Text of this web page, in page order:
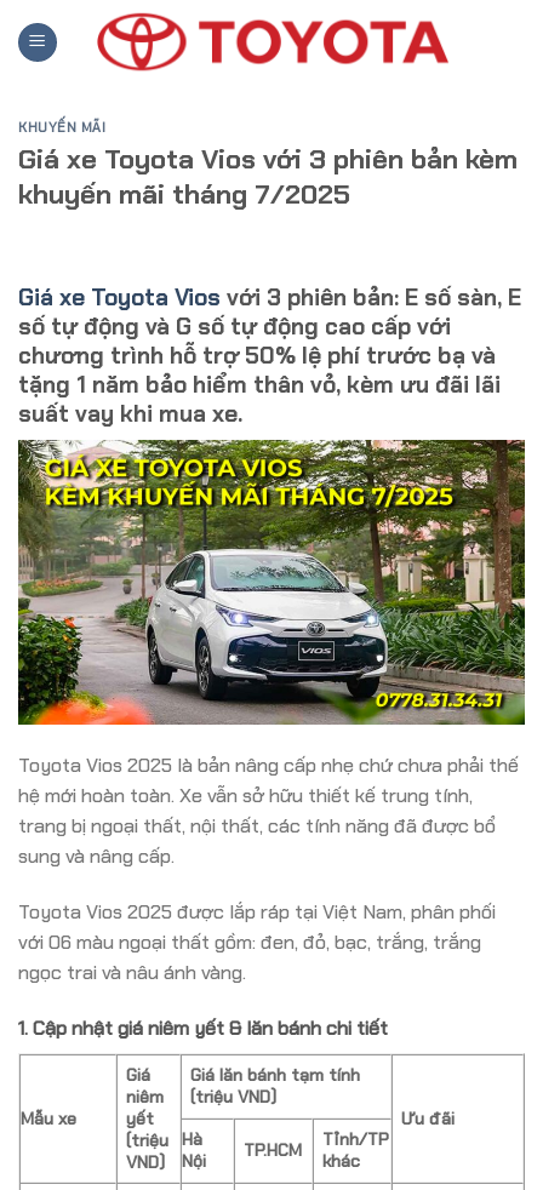
KHUYẾN MÃI
Giá xe Toyota Vios với 3 phiên bản kèm
khuyến mãi tháng 7/2025
Giá xe Toyota Vios với 3 phiên bản: E số sàn, E
số tự động và G số tự động cao cấp với
chương trình hỗ trợ 50% lệ phí trước bạ và
tặng 1 năm bảo hiểm thân vỏ, kèm ưu đãi lãi
suất vay khi mua xe.
Toyota Vios 2025 là bản nâng cấp nhẹ chứ chưa phải thế
hệ mới hoàn toàn. Xe vẫn sở hữu thiết kế trung tính,
trang bị ngoại thất, nội thất, các tính năng đã được bổ
sung và nâng cấp.
Toyota Vios 2025 được lắp ráp tại Việt Nam, phân phối
với 06 màu ngoại thất gồm: đen, đỏ, bạc, trắng, trắng
ngọc trai và nâu ánh vàng.
1. Cập nhật giá niêm yết & lăn bánh chi tiết
Mẫu xe
Giá
niêm
yết
(triệu
VND)
Giá lăn bánh tạm tính
(triệu VND)
Ưu đãi
Hà
Nội
TP.HCM
Tỉnh/TP
khác